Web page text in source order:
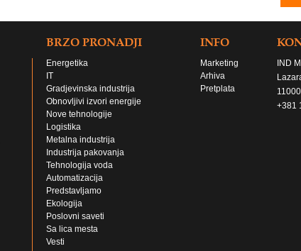
BRZO PRONADJI
Energetika
IT
Gradjevinska industrija
Obnovljivi izvori energije
Nove tehnologije
Logistika
Metalna industrija
Industrija pakovanja
Tehnologija voda
Automatizacija
Predstavljamo
Ekologija
Poslovni saveti
Sa lica mesta
Vesti
INFO
Marketing
Arhiva
Pretplata
IND
+381